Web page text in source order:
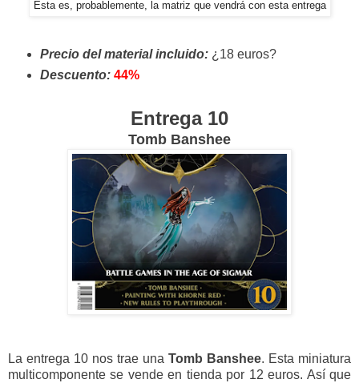
Esta es, probablemente, la matriz que vendrá con esta entrega
Precio del material incluido:¿18 euros?
Descuento: 44%
Entrega 10
Tomb Banshee
La entrega 10 nos trae una Tomb Banshee. Esta miniatura
multicomponente se vende en tienda por 12 euros. Así que